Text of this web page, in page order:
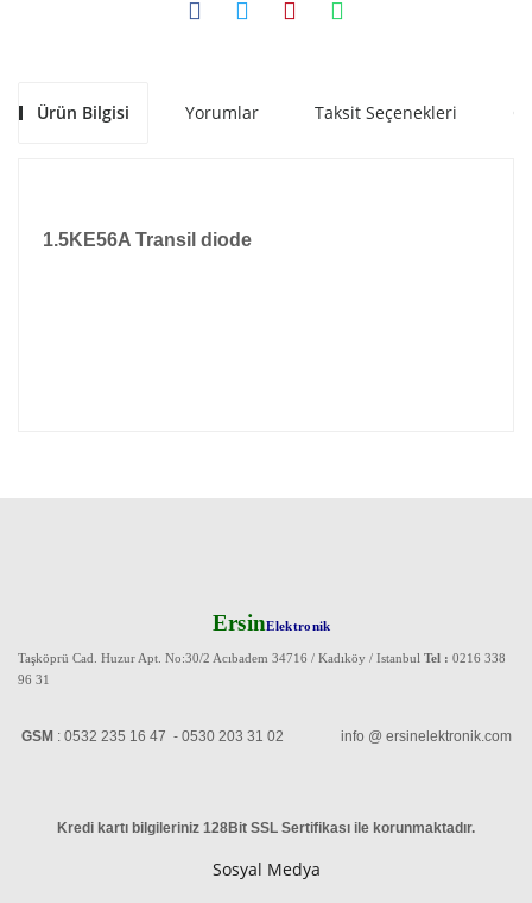
Ürün Bilgisi Yorumlar Taksit Seçenekleri
1.5KE56A Transil diode
ErsinElektronik
Taşköprü Cad. Huzur Apt. No:30/2 Acıbadem 34716 / Kadıköy / Istanbul Tel : 0216 338
96 31
GSM : 0532 235 16 47 - 0530 203 31 02 info @ ersinelektronik.com
Kredi kartı bilgileriniz 128Bit SSL Sertifikası ile korunmaktadır.
Sosyal Medya